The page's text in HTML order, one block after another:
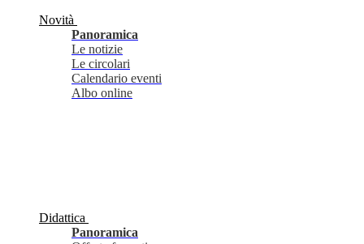
Novità
Panoramica
Le notizie
Le circolari
Calendario eventi
Albo online
Didattica
Panoramica